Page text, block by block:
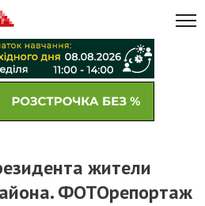
жители
ФОТОрепортаж